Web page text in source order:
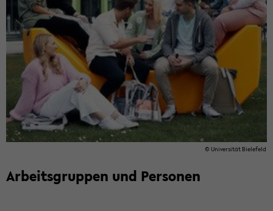
© Uni­ver­si­tät Bie­le­feld
Ar­beits­grup­pen und Per­so­nen